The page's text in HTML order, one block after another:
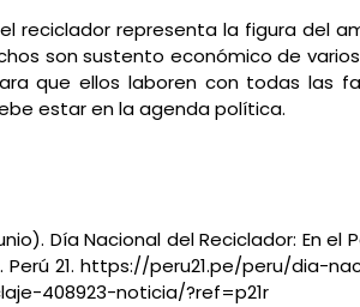
reciclador representa la figura del
son sustento económico de
que ellos laboren con todas las
estar en la agenda política.
Día Nacional del Reciclador: En el
21. https://peru21.pe/peru/dia-
408923-noticia/?ref=p21r